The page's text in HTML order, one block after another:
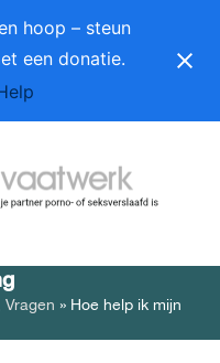
hoop – steun
een donatie.
,Vragen » Hoe help ik mijn